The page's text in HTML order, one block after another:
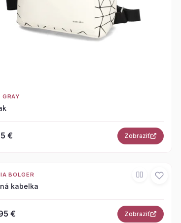
GRAY
€ Zobraziť
BOLGER
kabelka
€ Zobraziť